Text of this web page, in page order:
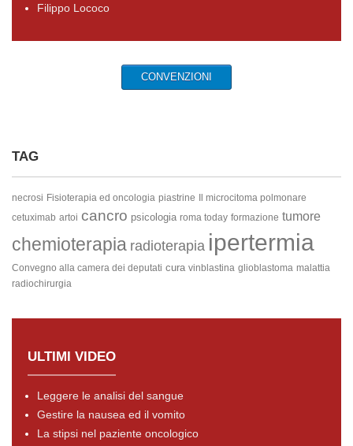
Filippo Lococo
CONVENZIONI
TAG
necrosi Fisioterapia ed oncologia piastrine
Il microcitoma polmonare
cetuximab artoi cancro psicologia roma today formazione tumore
chemioterapia radioterapia ipertermia
Convegno alla camera dei deputati cura vinblastina glioblastoma malattia
radiochirurgia
ULTIMI VIDEO
Leggere le analisi del sangue
Gestire la nausea ed il vomito
La stipsi nel paziente oncologico